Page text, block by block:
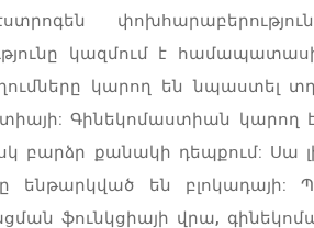
էստրոգեն
կազմում է
կարող են նպաստել
Գինեկոմաստիան
բարձր քանակի դեպքում: Սա
ենթարկված են բլոկադայի:
ֆունկցիայի վրա,